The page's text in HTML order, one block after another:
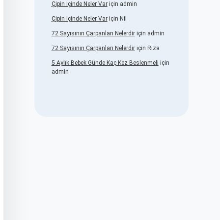
Çipin Içinde Neler Variçin admin
Çipin Içinde Neler Variçin Nil
72 Sayısının Çarpanları Nelerdiriçin admin
72 Sayısının Çarpanları Nelerdiriçin Rıza
5 Aylık Bebek Günde Kaç Kez Beslenmeli için
admin